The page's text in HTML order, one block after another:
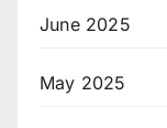
June 2025
May 2025